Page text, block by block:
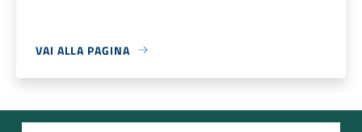
VAI ALLA PAGINA